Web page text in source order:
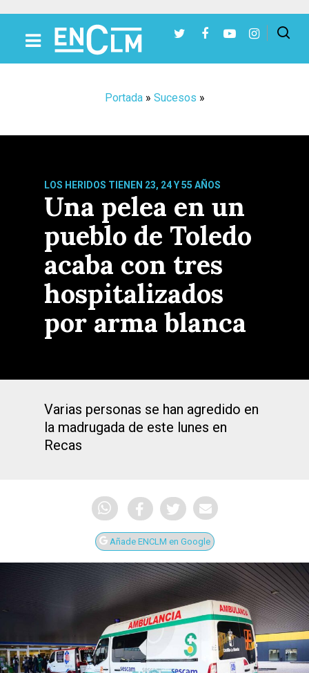
Portada» Sucesos »
LOS HERIDOS TIENEN 23, 24 Y 55 AÑOS
Una pelea en un
pueblo de Toledo
acaba con tres
hospitalizados
por arma blanca
Varias personas se han agredido en
la madrugada de este lunes en
Recas
Añade ENCLM en Google